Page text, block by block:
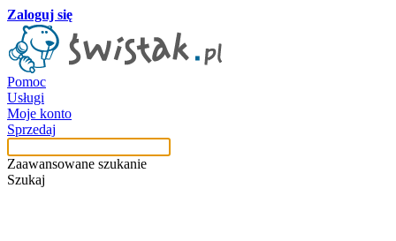
Zaloguj się
Pomoc
Usługi
Moje konto
Sprzedaj
Zaawansowane szukanie
Szukaj